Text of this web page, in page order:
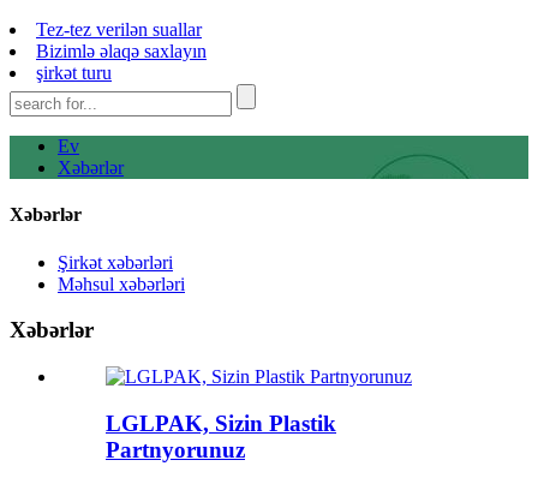
Tez-tez verilən suallar
Bizimlə əlaqə saxlayın
şirkət turu
Ev
Xəbərlər
Xəbərlər
Şirkət xəbərləri
Məhsul xəbərləri
Xəbərlər
LGLPAK, Sizin Plastik
Partnyorunuz